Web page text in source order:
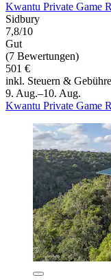
Kwantu Private Game
Sidbury
7,8/10
Gut
(7 Bewertungen)
501 €
inkl. Steuern &
9. Aug.–10. Aug.
Kwantu Private Game